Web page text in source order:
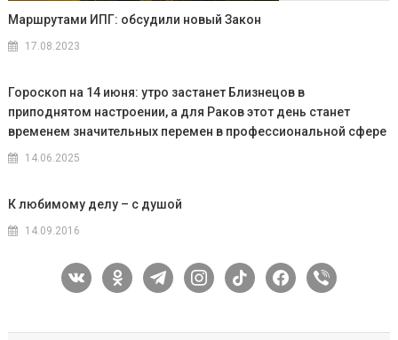
Маршрутами ИПГ: обсудили новый Закон
17.08.2023
Гороскоп на 14 июня: утро застанет Близнецов в
приподнятом настроении, а для Раков этот день станет
временем значительных перемен в профессиональной сфере
14.06.2025
К любимому делу – с душой
14.09.2016
vkontakteodnoklassniki
telegraminstagram
tiktok facebook
viber